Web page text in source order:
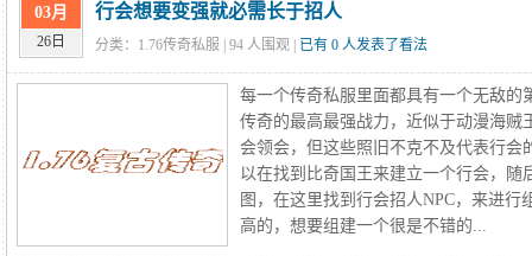
03月
26日
行会想要变强就必需长于招人
分类：1.76传奇私服 | 94 人围观 | 已有 0 人发表了看法
每一个传奇私服里面都具有一个无敌的
传奇的最高最强战力，近似于动漫海贼
会领会，但这些照旧不克不及代表行
以在找到比奇国王来建立一个行会，
图，在这里找到行会招人NPC，来进
高的，想要组建一个很是不错的...